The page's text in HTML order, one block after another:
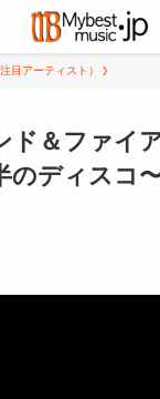
目アーティスト）
＆ファイア
のディスコ